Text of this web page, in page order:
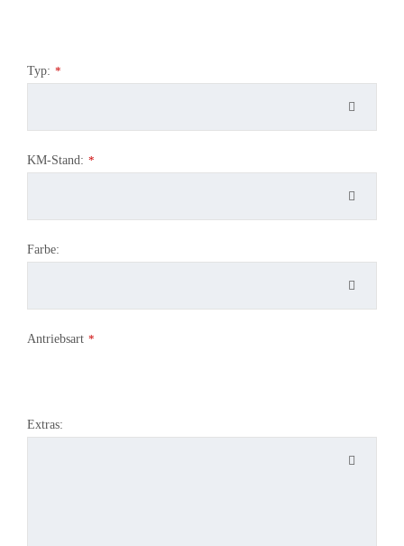
Typ: *
KM-Stand: *
Farbe:
Antriebsart *
Extras: